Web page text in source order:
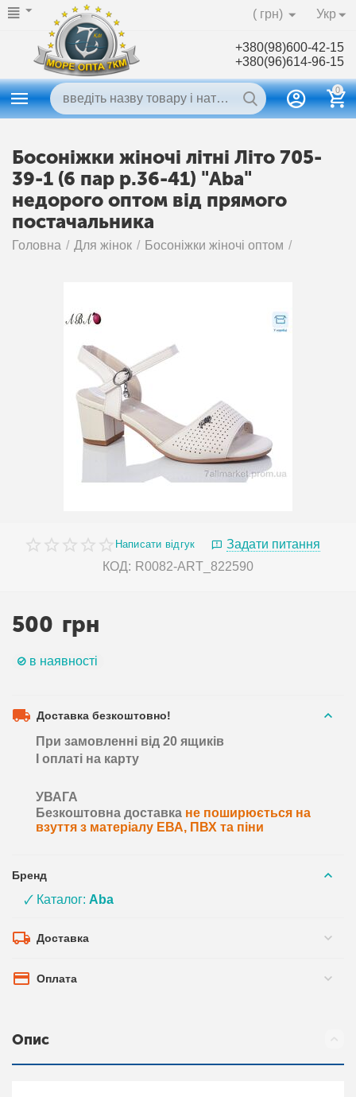
Укр
( грн)
+380(98)600-42-15
+380(96)614-96-15
0
Босоніжки жіночі літні Літо 705-
39-1 (6 пар р.36-41) "Aba"
недорого оптом від прямого
постачальника
Головна / Для жінок / Босоніжки жіночі оптом /
Написати відгук
Задати питання
КОД: R0082-ART_822590
500 грн
в наявності
Доставка безкоштовно!
При замовленні від 20 ящиків
І оплаті на карту
УВАГА
Безкоштовна доставка не поширюється на
взуття з матеріалу ЕВА, ПВХ та піни
Бренд
🗸 Каталог:Aba
Доставка
Оплата
Опис